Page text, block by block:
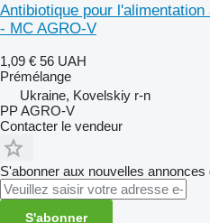
Antibiotique pour
- MC AGRO-V
1,09 € 56 UAH
Prémélange
Ukraine, Kovelskiy r-n
PP AGRO-V
Contacter le vendeur
S'abonner aux nouvelles
S'abonner